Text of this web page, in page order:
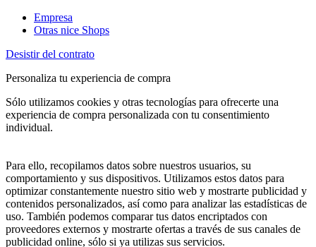
Empresa
Otras nice Shops
Desistir del contrato
Personaliza tu experiencia de compra
Sólo utilizamos cookies y otras tecnologías para ofrecerte una
experiencia de compra personalizada con tu consentimiento
individual.
Para ello, recopilamos datos sobre nuestros usuarios, su
comportamiento y sus dispositivos. Utilizamos estos datos para
optimizar constantemente nuestro sitio web y mostrarte publicidad y
contenidos personalizados, así como para analizar las estadísticas de
uso. También podemos comparar tus datos encriptados con
proveedores externos y mostrarte ofertas a través de sus canales de
publicidad online, sólo si ya utilizas sus servicios.